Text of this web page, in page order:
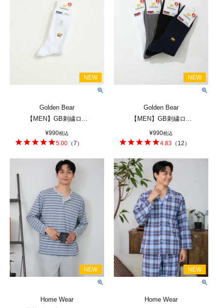
Golden Bear
【MEN】GB刺繍ロ...
¥990税込
5.00 （7 ）
Golden Bear
【MEN】GB刺繍ロ...
¥990税込
4.83 （ 12 ）
Home Wear
Home Wear